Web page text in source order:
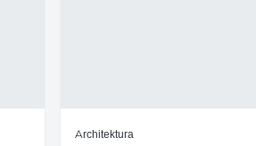
Architektura